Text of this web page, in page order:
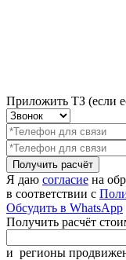
Приложить ТЗ (если
Получить расчёт
Я даю согласие на
в соответствии с
Обсудить в WhatsApp
Получить расчёт
и регионы